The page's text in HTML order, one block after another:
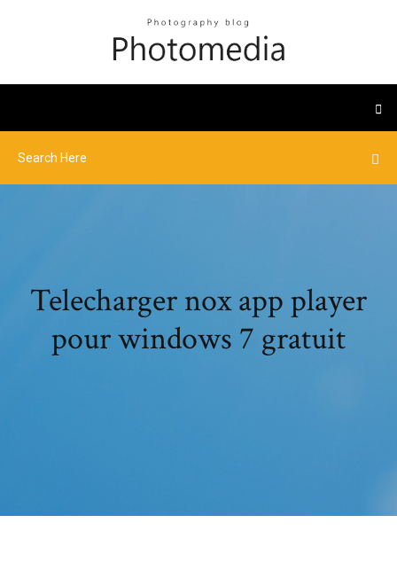
Telecharger nox app player
pour windows 7 gratuit